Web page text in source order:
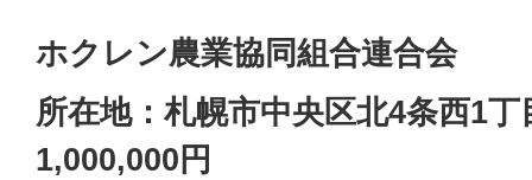
ホクレン農業協同組合連合会
所在地：札幌市中央区北4条西1
1,000,000円